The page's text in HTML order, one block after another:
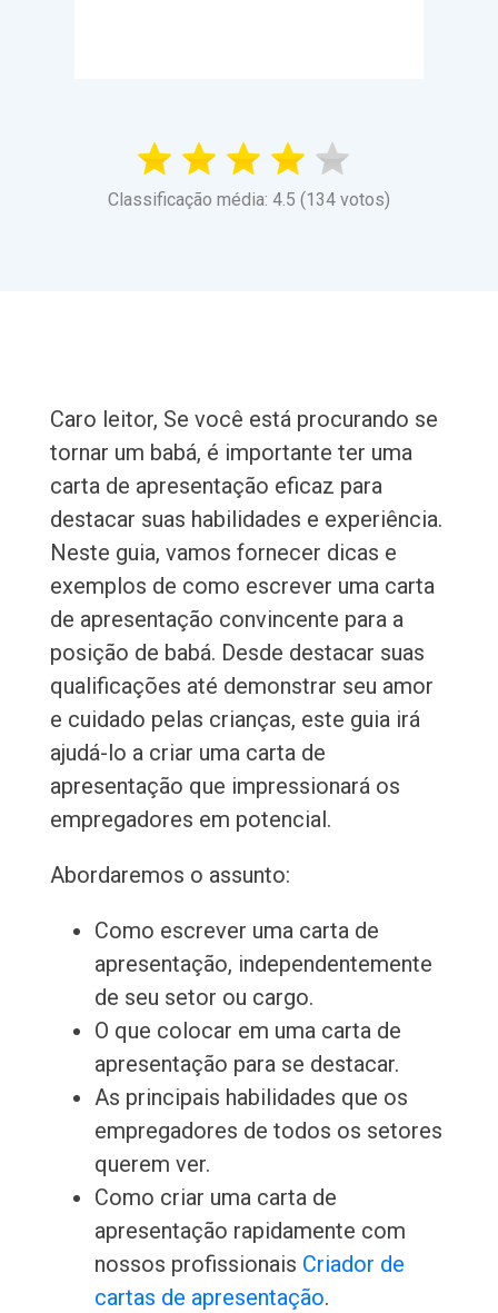
Classificação média: 4.5 (134 votos)
Caro leitor, Se você está procurando se
tornar um babá, é importante ter uma
carta de apresentação eficaz para
destacar suas habilidades e experiência.
Neste guia, vamos fornecer dicas e
exemplos de como escrever uma carta
de apresentação convincente para a
posição de babá. Desde destacar suas
qualificações até demonstrar seu amor
e cuidado pelas crianças, este guia irá
ajudá-lo a criar uma carta de
apresentação que impressionará os
empregadores em potencial.
Abordaremos o assunto:
Como escrever uma carta de
apresentação, independentemente
de seu setor ou cargo.
O que colocar em uma carta de
apresentação para se destacar.
As principais habilidades que os
empregadores de todos os setores
querem ver.
Como criar uma carta de
apresentação rapidamente com
nossos profissionais Criador de
cartas de apresentação.